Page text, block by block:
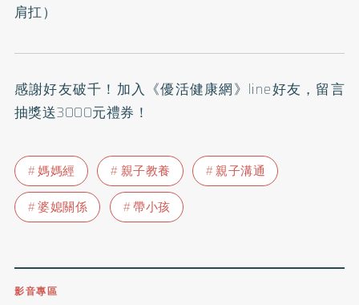
肩扛）
感謝好友破千！加入 《優活健康網》line好友 ，留言
抽獎送3000元禮券！
媽媽經 親子教養
親子溝通
婆媳關係
帶小孩
影音專區